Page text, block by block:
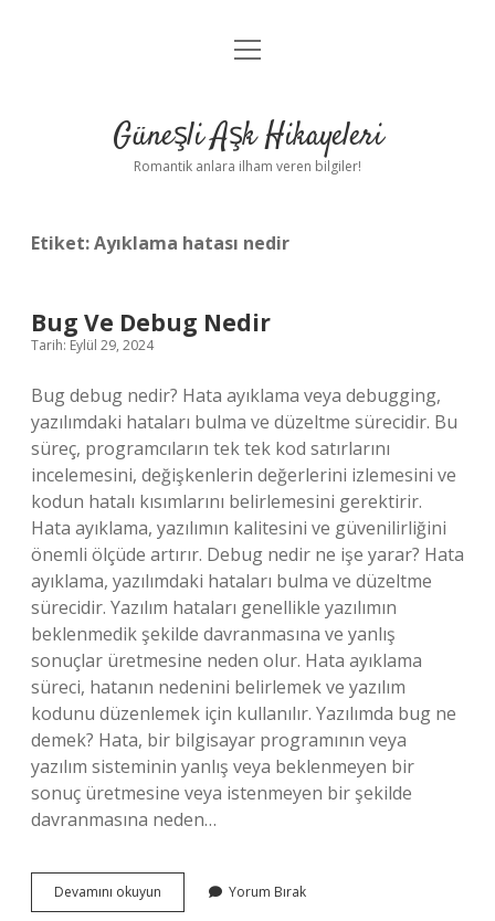
Anasayfa
Yasal Uyarı
menüyü
Güneşli Aşk Hikayeleri
Romantik anlara ilham veren bilgiler!
Etiket:Ayıklama hatası nedir
Bug Ve Debug Nedir
Tarih: Eylül 29, 2024
Bug debug nedir? Hata ayıklama veya debugging,
yazılımdaki hataları bulma ve düzeltme sürecidir. Bu
süreç, programcıların tek tek kod satırlarını
incelemesini, değişkenlerin değerlerini izlemesini ve
kodun hatalı kısımlarını belirlemesini gerektirir.
Hata ayıklama, yazılımın kalitesini ve güvenilirliğini
önemli ölçüde artırır. Debug nedir ne işe yarar? Hata
ayıklama, yazılımdaki hataları bulma ve düzeltme
sürecidir. Yazılım hataları genellikle yazılımın
beklenmedik şekilde davranmasına ve yanlış
sonuçlar üretmesine neden olur. Hata ayıklama
süreci, hatanın nedenini belirlemek ve yazılım
kodunu düzenlemek için kullanılır. Yazılımda bug ne
demek? Hata, bir bilgisayar programının veya
yazılım sisteminin yanlış veya beklenmeyen bir
sonuç üretmesine veya istenmeyen bir şekilde
davranmasına neden…
Devamını okuyun
Ve
Yorum Bırak